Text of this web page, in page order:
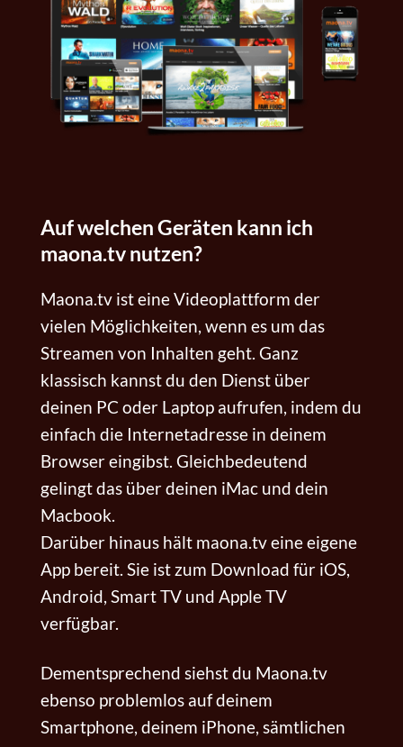
Auf welchen Geräten kann ich
maona.tv nutzen?
Maona.tv ist eine Videoplattform der
vielen Möglichkeiten, wenn es um das
Streamen von Inhalten geht. Ganz
klassisch kannst du den Dienst über
deinen PC oder Laptop aufrufen, indem du
einfach die Internetadresse in deinem
Browser eingibst. Gleichbedeutend
gelingt das über deinen iMac und dein
Macbook.
Darüber hinaus hält maona.tv eine eigene
App bereit. Sie ist zum Download für iOS,
Android, Smart TV und Apple TV
verfügbar.
Dementsprechend siehst du Maona.tv
ebenso problemlos auf deinem
Smartphone, deinem iPhone, sämtlichen